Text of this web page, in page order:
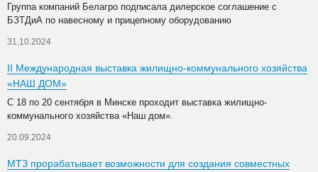
Группа компаний Белагро подписала дилерское соглашение с
БЗТДиА по навесному и прицепному оборудованию
31.10.2024
II Международная выставка жилищно-коммунального хозяйства
«НАШ ДОМ»
С 18 по 20 сентября в Минске проходит выставка жилищно-
коммунального хозяйства «Наш дом».
20.09.2024
МТЗ прорабатывает возможности для создания совместных